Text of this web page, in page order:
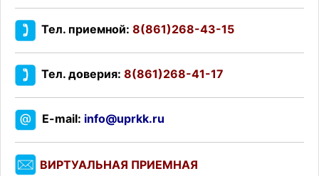
Тел. приемной: 8(861)268-43-15
Тел. доверия: 8(861)268-41-17
E-mail: info@uprkk.ru
ВИРТУАЛЬНАЯ ПРИЕМНАЯ